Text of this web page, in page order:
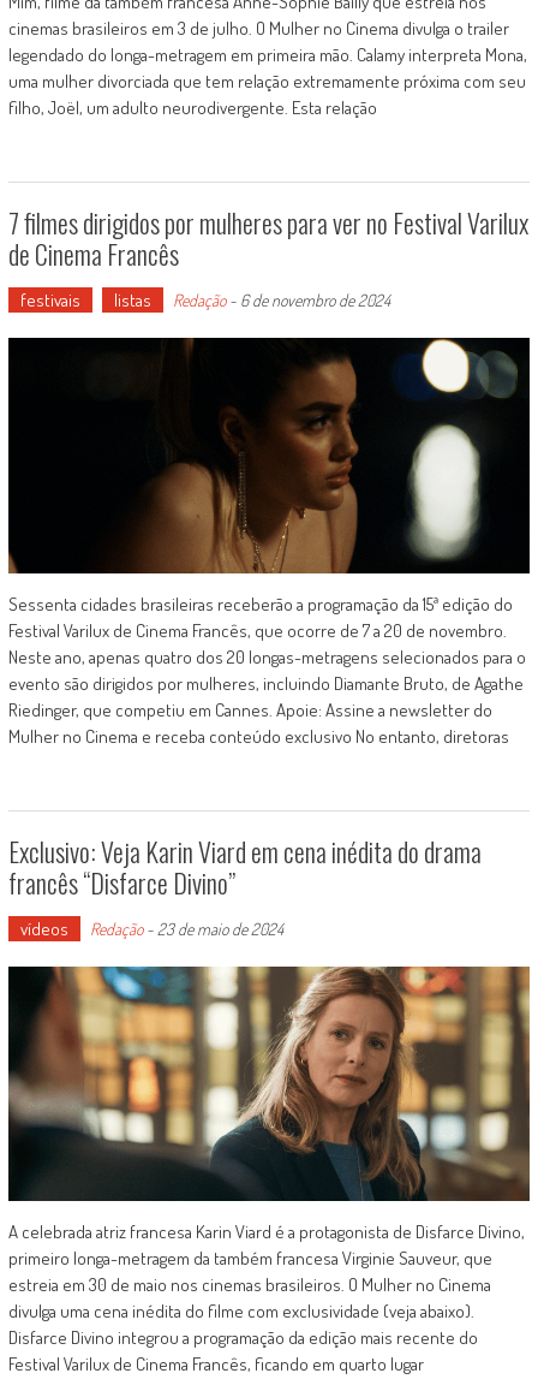
cinemas brasileiros em 3 de julho. O Mulher no Cinema divulga o trailer
legendado do longa-metragem em primeira mão. Calamy interpreta Mona,
uma mulher divorciada que tem relação extremamente próxima com seu
filho, Joël, um adulto neurodivergente. Esta relação
7 filmes dirigidos por mulheres para ver no Festival Varilux
de Cinema Francês
festivais listas Redação- 6 de novembro de 2024
Sessenta cidades brasileiras receberão a programação da 15ª edição do
Festival Varilux de Cinema Francês, que ocorre de 7 a 20 de novembro.
Neste ano, apenas quatro dos 20 longas-metragens selecionados para o
evento são dirigidos por mulheres, incluindo Diamante Bruto, de Agathe
Riedinger, que competiu em Cannes. Apoie: Assine a newsletter do
Mulher no Cinema e receba conteúdo exclusivo No entanto, diretoras
Exclusivo: Veja Karin Viard em cena inédita do drama
francês “Disfarce Divino”
vídeos Redação- 23 de maio de 2024
A celebrada atriz francesa Karin Viard é a protagonista de Disfarce Divino,
primeiro longa-metragem da também francesa Virginie Sauveur, que
estreia em 30 de maio nos cinemas brasileiros. O Mulher no Cinema
divulga uma cena inédita do filme com exclusividade (veja abaixo).
Disfarce Divino integrou a programação da edição mais recente do
Festival Varilux de Cinema Francês, ficando em quarto lugar